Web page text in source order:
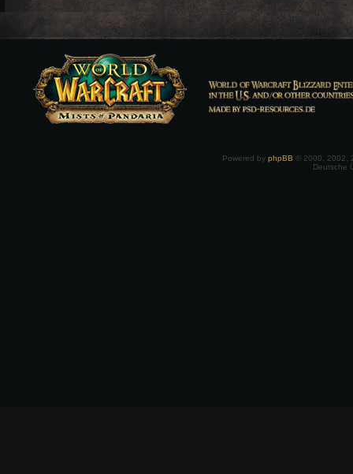
Powered by phpBB © 2000, 2002,
Deutsche